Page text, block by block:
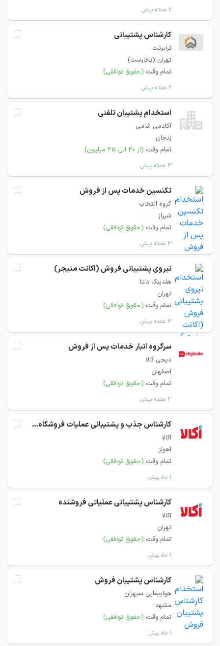
۲ هفته پیش
کارشناس پشتیبانی
ترابرنت
تهران (بخارست)
تمام وقت (حقوق توافقی)
۲ هفته پیش
استخدام پشتیبان تلفنی
آکادمی شامی
زنجان
تمام وقت (از ۲۰ الی ۲۵ میلیون)
۳ هفته پیش
تکنسین خدمات پس از فروش
گروه انتخاب
شیراز
تمام وقت (حقوق توافقی)
۳ هفته پیش
نیروی پشتیبانی فروش (اکانت منیجر)
هلدینگ دلتا
تهران
تمام وقت (حقوق توافقی)
۳ هفته پیش
سرگروه انبار خدمات پس از فروش
دیجی کالا
اصفهان
تمام وقت (حقوق توافقی)
۳ هفته پیش
کارشناس جذب و پشتیبانی عملیات فروشگاه ها
اکالا
اهواز
تمام وقت (حقوق توافقی)
۱ ماه پیش
کارشناس پشتیبانی عملیاتی فروشنده
اکالا
تهران
تمام وقت (حقوق توافقی)
۱ ماه پیش
کارشناس پشتیبان فروش
هواپیمایی سپهران
مشهد
تمام وقت (حقوق توافقی)
۱ ماه پیش